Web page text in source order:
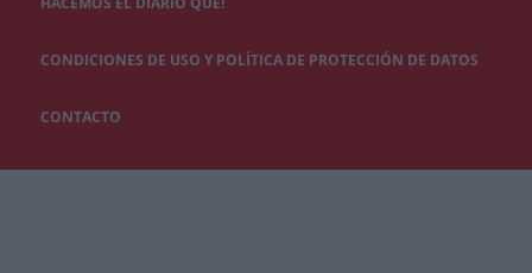
CONDICIONES DE USO Y POLÍTICA DE PROTECCIÓN DE DATOS
CONTACTO